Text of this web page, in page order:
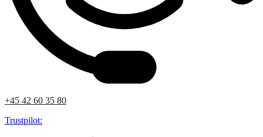
+45 42 60 35 80
Trustpilot: